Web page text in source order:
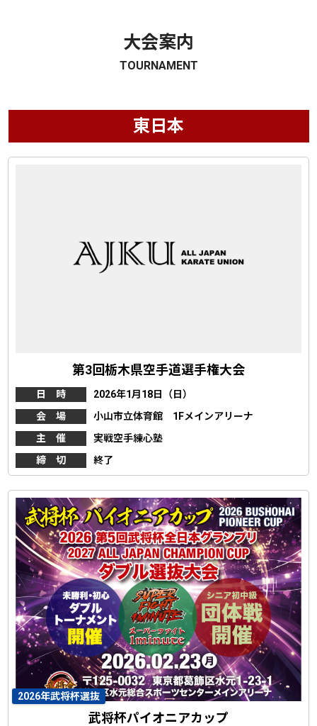
大会案内
TOURNAMENT
東日本
第3回栃木県空手道選手権大会
日 時
2026年1月18日（日）
会 場
小山市立体育館 1Fメインアリーナ
主 催
実戦空手練心塾
締 切
終了
2026年武将杯選抜
武将杯パイオニアカップ